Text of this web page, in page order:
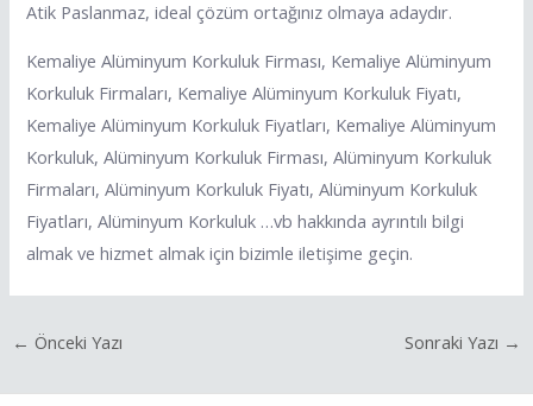
Atik Paslanmaz, ideal çözüm ortağınız olmaya adaydır.
Kemaliye Alüminyum Korkuluk Firması, Kemaliye Alüminyum
Korkuluk Firmaları, Kemaliye Alüminyum Korkuluk Fiyatı,
Kemaliye Alüminyum Korkuluk Fiyatları, Kemaliye Alüminyum
Korkuluk, Alüminyum Korkuluk Firması, Alüminyum Korkuluk
Firmaları, Alüminyum Korkuluk Fiyatı, Alüminyum Korkuluk
Fiyatları, Alüminyum Korkuluk …vb hakkında ayrıntılı bilgi
almak ve hizmet almak için bizimle iletişime geçin.
← Önceki Yazı Sonraki Yazı →